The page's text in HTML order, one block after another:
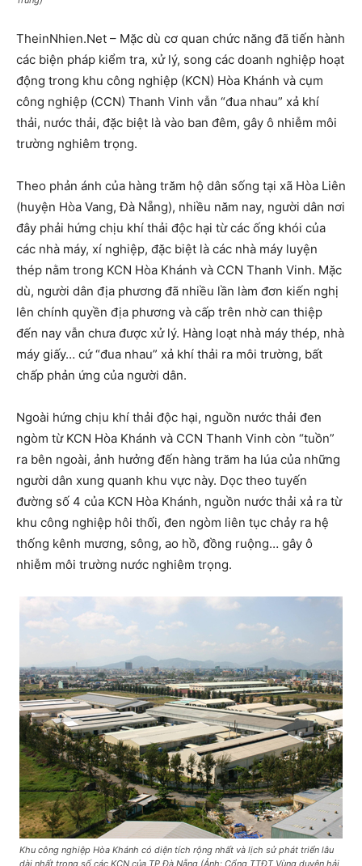
TheinNhien.Net – Mặc dù cơ quan chức năng đã tiến hành
các biện pháp kiểm tra, xử lý, song các doanh nghiệp hoạt
động trong khu công nghiệp (KCN) Hòa Khánh và cụm
công nghiệp (CCN) Thanh Vinh vẫn “đua nhau” xả khí
thải, nước thải, đặc biệt là vào ban đêm, gây ô nhiễm môi
trường nghiêm trọng.
Theo phản ánh của hàng trăm hộ dân sống tại xã Hòa Liên
(huyện Hòa Vang, Đà Nẵng), nhiều năm nay, người dân nơi
đây phải hứng chịu khí thải độc hại từ các ống khói của
các nhà máy, xí nghiệp, đặc biệt là các nhà máy luyện
thép nằm trong KCN Hòa Khánh và CCN Thanh Vinh. Mặc
dù, người dân địa phương đã nhiều lần làm đơn kiến nghị
lên chính quyền địa phương và cấp trên nhờ can thiệp
đến nay vẫn chưa được xử lý. Hàng loạt nhà máy thép, nhà
máy giấy… cứ “đua nhau” xả khí thải ra môi trường, bất
chấp phản ứng của người dân.
Ngoài hứng chịu khí thải độc hại, nguồn nước thải đen
ngòm từ KCN Hòa Khánh và CCN Thanh Vinh còn “tuồn”
ra bên ngoài, ảnh hưởng đến hàng trăm ha lúa của những
người dân xung quanh khu vực này. Dọc theo tuyến
đường số 4 của KCN Hòa Khánh, nguồn nước thải xả ra từ
khu công nghiệp hôi thối, đen ngòm liên tục chảy ra hệ
thống kênh mương, sông, ao hồ, đồng ruộng… gây ô
nhiễm môi trường nước nghiêm trọng.
Khu công nghiệp Hòa Khánh có diện tích rộng nhất và lịch sử phát triển lâu
dài nhất trong số các KCN của TP Đà Nẵng (Ảnh: Cổng TTĐT Vùng duyên hải